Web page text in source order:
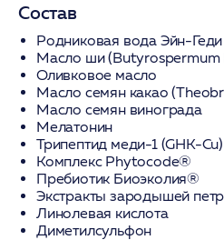
Состав
Родниковая вода Эйн-Геди
Масло ши (Butyrospermum
Оливковое масло
Масло семян какао
Масло семян винограда
Мелатонин
Трипептид меди-1 (GHK-Cu)
Комплекс Phytocode®
Пребиотик Биоэколия®
Экстракты зародышей
Линолевая кислота
Диметилсульфон